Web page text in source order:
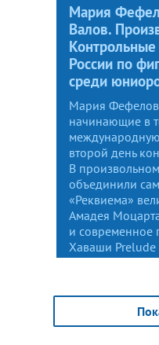
Мария
Валов.
России по
среди
Мария
начинающие в
второй день
В
объединили
«Реквиема»
Амадея
и современное
Хаваши Prelude